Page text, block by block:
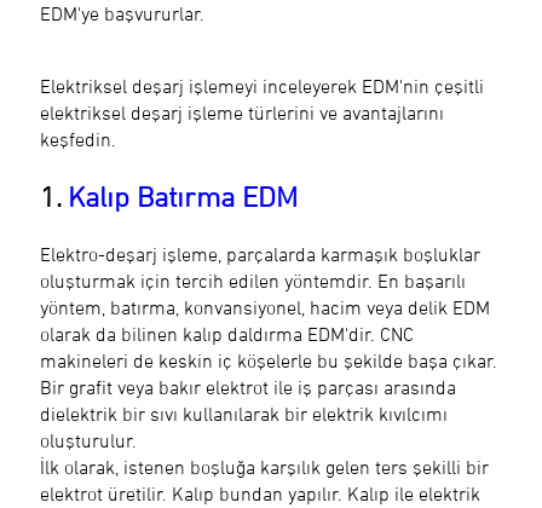
EDM'ye başvururlar.
Elektriksel deşarj işlemeyi inceleyerek EDM'nin çeşitli
elektriksel deşarj işleme türlerini ve avantajlarını
keşfedin.
1. Kalıp Batırma EDM
Elektro-deşarj işleme, parçalarda karmaşık boşluklar
oluşturmak için tercih edilen yöntemdir. En başarılı
yöntem, batırma, konvansiyonel, hacim veya delik EDM
olarak da bilinen kalıp daldırma EDM'dir. CNC
makineleri de keskin iç köşelerle bu şekilde başa çıkar.
Bir grafit veya bakır elektrot ile iş parçası arasında
dielektrik bir sıvı kullanılarak bir elektrik kıvılcımı
oluşturulur.
İlk olarak, istenen boşluğa karşılık gelen ters şekilli bir
elektrot üretilir. Kalıp bundan yapılır. Kalıp ile elektrik